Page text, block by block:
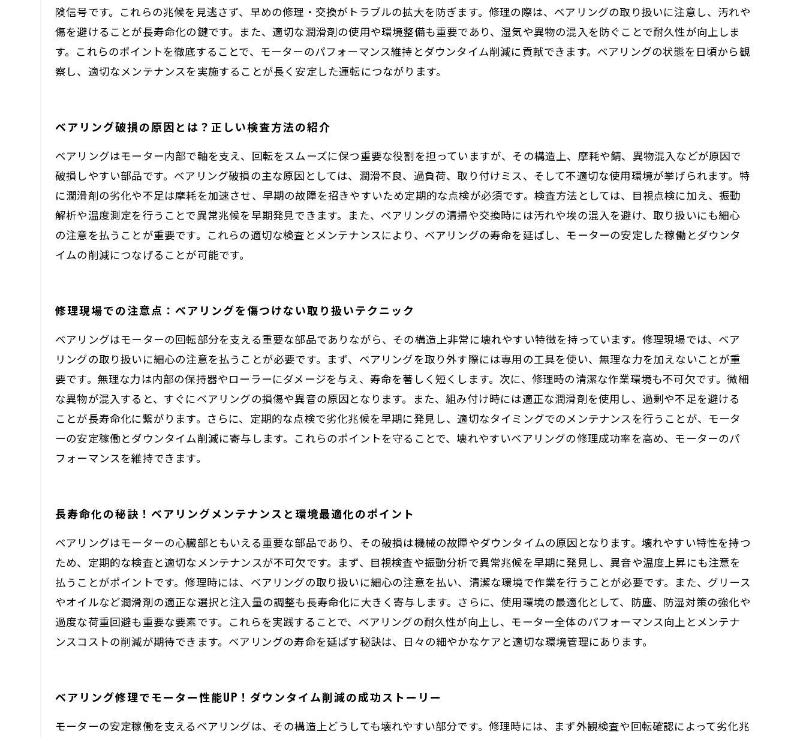
険信号です。これらの兆候を見逃さず、早めの修理・交換がトラブルの拡大を防ぎます。修理の際は、ベアリングの取り扱いに注意し、汚れや
傷を避けることが長寿命化の鍵です。また、適切な潤滑剤の使用や環境整備も重要であり、湿気や異物の混入を防ぐことで耐久性が向上しま
す。これらのポイントを徹底することで、モーターのパフォーマンス維持とダウンタイム削減に貢献できます。ベアリングの状態を日頃から観
察し、適切なメンテナンスを実施することが長く安定した運転につながります。
ベアリング破損の原因とは？正しい検査方法の紹介
ベアリングはモーター内部で軸を支え、回転をスムーズに保つ重要な役割を担っていますが、その構造上、摩耗や錆、異物混入などが原因で
破損しやすい部品です。ベアリング破損の主な原因としては、潤滑不良、過負荷、取り付けミス、そして不適切な使用環境が挙げられます。特
に潤滑剤の劣化や不足は摩耗を加速させ、早期の故障を招きやすいため定期的な点検が必須です。検査方法としては、目視点検に加え、振動
解析や温度測定を行うことで異常兆候を早期発見できます。また、ベアリングの清掃や交換時には汚れや埃の混入を避け、取り扱いにも細心
の注意を払うことが重要です。これらの適切な検査とメンテナンスにより、ベアリングの寿命を延ばし、モーターの安定した稼働とダウンタ
イムの削減につなげることが可能です。
修理現場での注意点：ベアリングを傷つけない取り扱いテクニック
ベアリングはモーターの回転部分を支える重要な部品でありながら、その構造上非常に壊れやすい特徴を持っています。修理現場では、ベア
リングの取り扱いに細心の注意を払うことが必要です。まず、ベアリングを取り外す際には専用の工具を使い、無理な力を加えないことが重
要です。無理な力は内部の保持器やローラーにダメージを与え、寿命を著しく短くします。次に、修理時の清潔な作業環境も不可欠です。微細
な異物が混入すると、すぐにベアリングの損傷や異音の原因となります。また、組み付け時には適正な潤滑剤を使用し、過剰や不足を避ける
ことが長寿命化に繋がります。さらに、定期的な点検で劣化兆候を早期に発見し、適切なタイミングでのメンテナンスを行うことが、モータ
ーの安定稼働とダウンタイム削減に寄与します。これらのポイントを守ることで、壊れやすいベアリングの修理成功率を高め、モーターのパ
フォーマンスを維持できます。
長寿命化の秘訣！ベアリングメンテナンスと環境最適化のポイント
ベアリングはモーターの心臓部ともいえる重要な部品であり、その破損は機械の故障やダウンタイムの原因となります。壊れやすい特性を持つ
ため、定期的な検査と適切なメンテナンスが不可欠です。まず、目視検査や振動分析で異常兆候を早期に発見し、異音や温度上昇にも注意を
払うことがポイントです。修理時には、ベアリングの取り扱いに細心の注意を払い、清潔な環境で作業を行うことが必要です。また、グリース
やオイルなど潤滑剤の適正な選択と注入量の調整も長寿命化に大きく寄与します。さらに、使用環境の最適化として、防塵、防湿対策の強化や
過度な荷重回避も重要な要素です。これらを実践することで、ベアリングの耐久性が向上し、モーター全体のパフォーマンス向上とメンテナ
ンスコストの削減が期待できます。ベアリングの寿命を延ばす秘訣は、日々の細やかなケアと適切な環境管理にあります。
ベアリング修理でモーター性能UP！ダウンタイム削減の成功ストーリー
モーターの安定稼働を支えるベアリングは、その構造上どうしても壊れやすい部分です。修理時には、まず外観検査や回転確認によって劣化兆